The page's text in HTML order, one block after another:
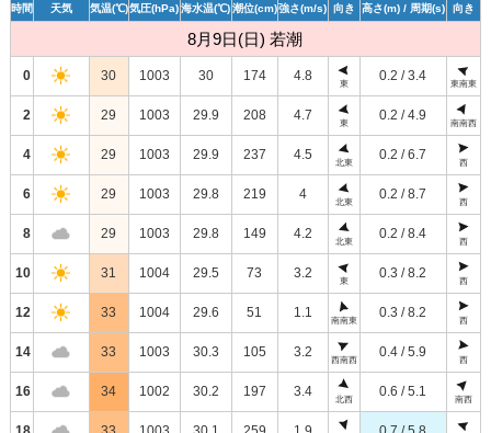
時間 天気 気温(℃)気圧(hPa) 海水温(℃)潮位(cm)強さ(m/s) 向き 高さ(m)/ 周期(s) 向き
8月9日(日) 若潮
0 30 1003 30 174 4.8
東
0.2 / 3.4
東南東
2 29 1003 29.9 208 4.7
東
0.2 / 4.9
南南西
4 29 1003 29.9 237 4.5
北東
0.2 / 6.7
西
6 29 1003 29.8 219 4
北東
0.2 / 8.7
西
8 29 1003 29.8 149 4.2
北東
0.2 / 8.4
西
10 31 1004 29.5 73 3.2
東
0.3 / 8.2
西
12 33 1004 29.6 51 1.1
南南東
0.3 / 8.2
西
14 33 1003 30.3 105 3.2
西南西
0.4 / 5.9
西
16 34 1002 30.2 197 3.4
北西
0.6 / 5.1
南西